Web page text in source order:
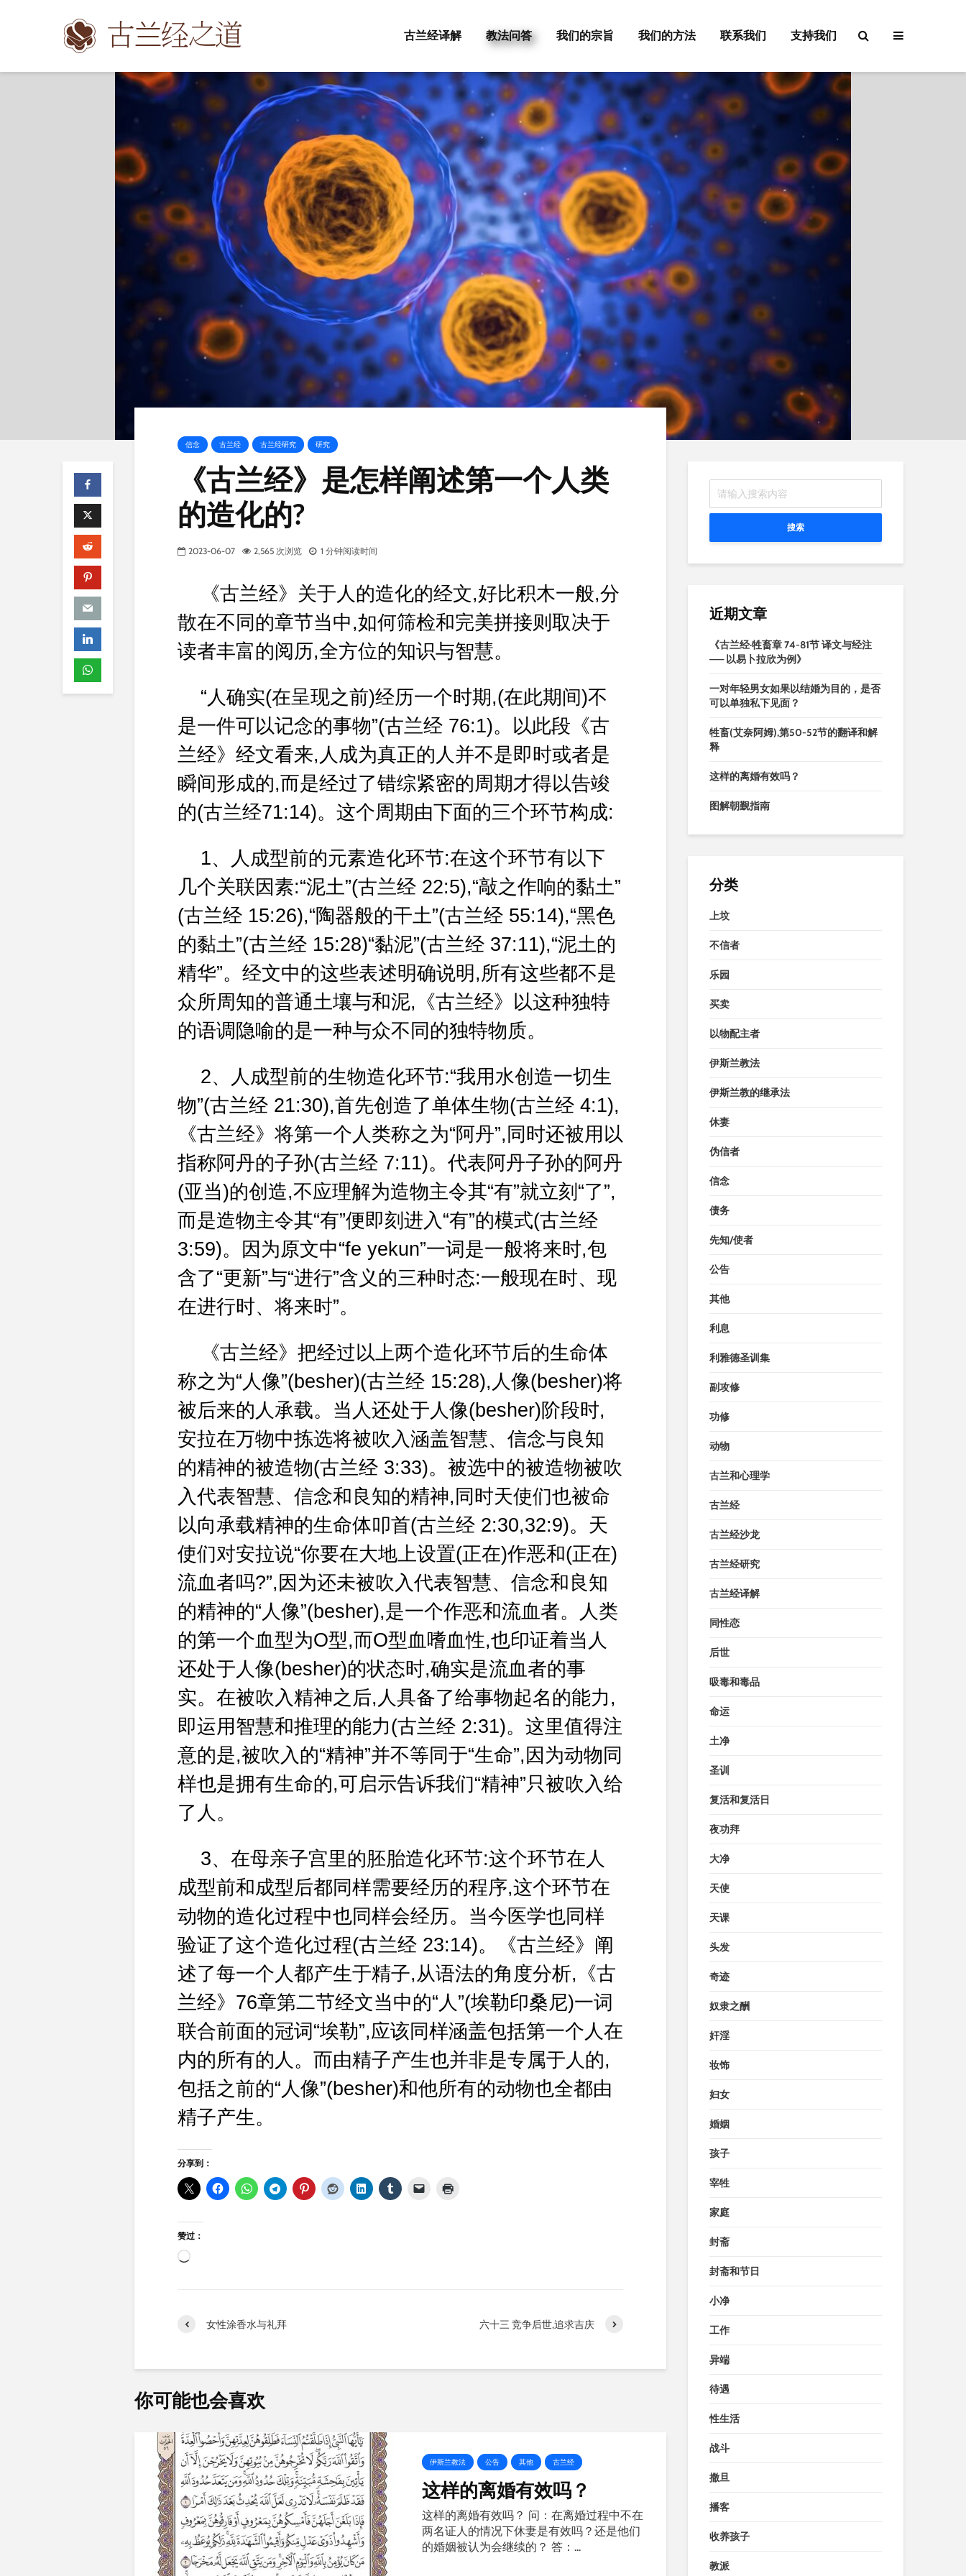
古兰经译解 教法问答 我们的宗旨 我们的方法 联系我们 支持我们
信念 古兰经 古兰经研究 研究
《古兰经》是怎样阐述第一个人类
的造化的?
2023-06-07 2,565 次浏览 1 分钟阅读时间
《古兰经》关于人的造化的经文,好比积木一般,分
散在不同的章节当中,如何筛检和完美拼接则取决于
读者丰富的阅历,全方位的知识与智慧。
“人确实(在呈现之前)经历一个时期,(在此期间)不
是一件可以记念的事物”(古兰经 76:1)。以此段《古
兰经》经文看来,人成为真正的人并不是即时或者是
瞬间形成的,而是经过了错综紧密的周期才得以告竣
的(古兰经71:14)。这个周期由下面的三个环节构成:
1、人成型前的元素造化环节:在这个环节有以下
几个关联因素:“泥土”(古兰经 22:5),“敲之作响的黏土”
(古兰经 15:26),“陶器般的干土”(古兰经 55:14),“黑色
的黏土”(古兰经 15:28)“黏泥”(古兰经 37:11),“泥土的
精华”。经文中的这些表述明确说明,所有这些都不是
众所周知的普通土壤与和泥,《古兰经》以这种独特
的语调隐喻的是一种与众不同的独特物质。
2、人成型前的生物造化环节:“我用水创造一切生
物”(古兰经 21:30),首先创造了单体生物(古兰经 4:1),
《古兰经》将第一个人类称之为“阿丹”,同时还被用以
指称阿丹的子孙(古兰经 7:11)。代表阿丹子孙的阿丹
(亚当)的创造,不应理解为造物主令其“有”就立刻“了”,
而是造物主令其“有”便即刻进入“有”的模式(古兰经
3:59)。因为原文中“fe yekun”一词是一般将来时,包
含了“更新”与“进行”含义的三种时态:一般现在时、现
在进行时、将来时”。
《古兰经》把经过以上两个造化环节后的生命体
称之为“人像”(besher)(古兰经 15:28),人像(besher)将
被后来的人承载。当人还处于人像(besher)阶段时,
安拉在万物中拣选将被吹入涵盖智慧、信念与良知
的精神的被造物(古兰经 3:33)。被选中的被造物被吹
入代表智慧、信念和良知的精神,同时天使们也被命
以向承载精神的生命体叩首(古兰经 2:30,32:9)。天
使们对安拉说“你要在大地上设置(正在)作恶和(正在)
流血者吗?”,因为还未被吹入代表智慧、信念和良知
的精神的“人像”(besher),是一个作恶和流血者。人类
的第一个血型为O型,而O型血嗜血性,也印证着当人
还处于人像(besher)的状态时,确实是流血者的事
实。在被吹入精神之后,人具备了给事物起名的能力,
即运用智慧和推理的能力(古兰经 2:31)。这里值得注
意的是,被吹入的“精神”并不等同于“生命”,因为动物同
样也是拥有生命的,可启示告诉我们“精神”只被吹入给
了人。
3、在母亲子宫里的胚胎造化环节:这个环节在人
成型前和成型后都同样需要经历的程序,这个环节在
动物的造化过程中也同样会经历。当今医学也同样
验证了这个造化过程(古兰经 23:14)。《古兰经》阐
述了每一个人都产生于精子,从语法的角度分析,《古
兰经》76章第二节经文当中的“人”(埃勒印桑尼)一词
联合前面的冠词“埃勒”,应该同样涵盖包括第一个人在
内的所有的人。而由精子产生也并非是专属于人的,
包括之前的“人像”(besher)和他所有的动物也全都由
精子产生。
分享到：
赞过：
正
女性涂香水与礼拜 六十三 竞争后世,追求吉庆
你可能也会喜欢
伊斯兰教法 公告 其他 古兰经
这样的离婚有效吗？
这样的离婚有效吗？ 问：在离婚过程中不在
两名证人的情况下休妻是有效吗？还是他们
的婚姻被认为会继续的？ 答：...
搜索
近期文章
《古兰经·牲畜章 74-81节 译文与经注
—— 以易卜拉欣为例》
一对年轻男女如果以结婚为目的，是否
可以单独私下见面？
牲畜(艾奈阿姆),第50-52节的翻译和解
释
这样的离婚有效吗？
图解朝觐指南
分类
上坟
不信者
乐园
买卖
以物配主者
伊斯兰教法
伊斯兰教的继承法
休妻
伪信者
信念
债务
先知/使者
公告
其他
利息
利雅德圣训集
副攻修
功修
动物
古兰和心理学
古兰经
古兰经沙龙
古兰经研究
古兰经译解
同性恋
后世
吸毒和毒品
命运
土净
圣训
复活和复活日
夜功拜
大净
天使
天课
头发
奇迹
奴隶之酬
奸淫
妆饰
妇女
婚姻
孩子
宰牲
家庭
封斋
封斋和节日
小净
工作
异端
待遇
性生活
战斗
撒旦
播客
收养孩子
教派